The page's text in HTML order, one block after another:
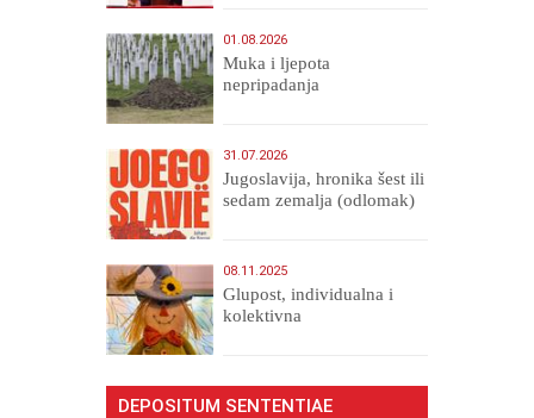
01.08.2026
Muka i ljepota
nepripadanja
31.07.2026
Jugoslavija, hronika šest ili
sedam zemalja (odlomak)
08.11.2025
Glupost, individualna i
kolektivna
DEPOSITUM SENTENTIAE